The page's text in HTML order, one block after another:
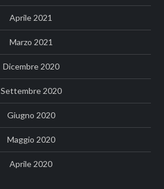
Aprile 2021
Marzo 2021
Dicembre 2020
Settembre 2020
Giugno 2020
Maggio 2020
Aprile 2020